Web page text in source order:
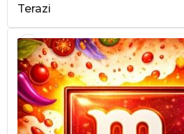
Terazi